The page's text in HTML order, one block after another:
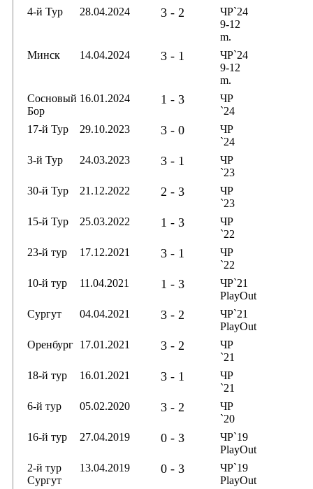
4-й Тур
28.04.2024 3 - 2
ЧР`24
9-12
m.
Минск
14.04.2024 3 - 1
ЧР`24
9-12
m.
Сосновый
Бор
16.01.2024 1 - 3
ЧР
`24
17-й Тур
29.10.2023 3 - 0
ЧР
`24
3-й Тур
24.03.2023 3 - 1
ЧР
`23
30-й Тур
21.12.2022 2 - 3
ЧР
`23
15-й Тур
25.03.2022 1 - 3
ЧР
`22
23-й тур
17.12.2021 3 - 1
ЧР
`22
10-й тур
11.04.2021 1 - 3
ЧР`21
PlayOut
Сургут
04.04.2021 3 - 2
ЧР`21
PlayOut
Оренбург 17.01.2021 3 - 2
ЧР
`21
18-й тур
16.01.2021 3 - 1
ЧР
`21
6-й тур
05.02.2020 3 - 2
ЧР
`20
16-й тур
27.04.2019 0 - 3
ЧР`19
PlayOut
2-й тур
Сургут
13.04.2019 0 - 3
ЧР`19
PlayOut